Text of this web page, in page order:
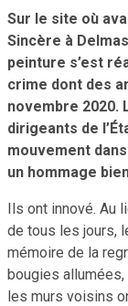
Sur le site où
Sincère à
peinture s’est
crime dont des
novembre
dirigeants de
mouvement
un hommage
Ils ont innové. Au
de tous les jours,
mémoire de la
bougies allumées,
les murs voisins